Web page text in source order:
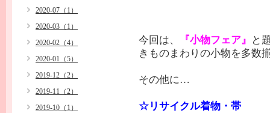
今回は、 『小物フェア』
と
きものまわりの小物を多数
その他に…
☆リサイクル着物・帯
2020-07（1）
2020-03（1）
2020-02（4）
2020-01（5）
2019-12（2）
2019-11（2）
2019-10（1）